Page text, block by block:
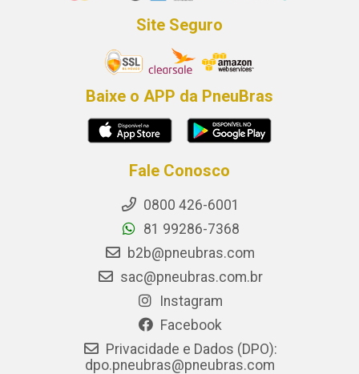
Site Seguro
Baixe o APP da PneuBras
Fale Conosco
0800 426-6001
81 99286-7368
b2b@pneubras.com
sac@pneubras.com.br
Instagram
Facebook
Privacidade e Dados (DPO):
dpo.pneubras@pneubras.com